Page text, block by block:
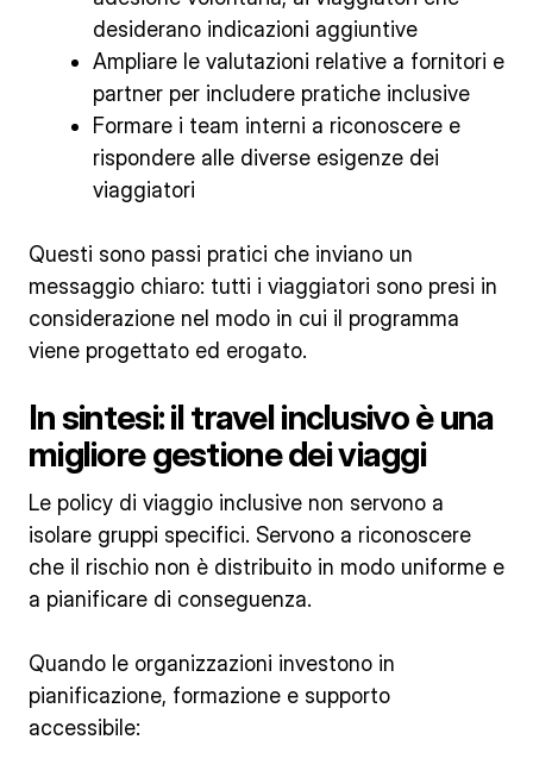
desiderano indicazioni aggiuntive
Ampliare le valutazioni relative a fornitori e
partner per includere pratiche inclusive
Formare i team interni a riconoscere e
rispondere alle diverse esigenze dei
viaggiatori
Questi sono passi pratici che inviano un
messaggio chiaro: tutti i viaggiatori sono presi in
considerazione nel modo in cui il programma
viene progettato ed erogato.
In sintesi: il travel inclusivo è una
migliore gestione dei viaggi
Le policy di viaggio inclusive non servono a
isolare gruppi specifici. Servono a riconoscere
che il rischio non è distribuito in modo uniforme e
a pianificare di conseguenza.
Quando le organizzazioni investono in
pianificazione, formazione e supporto
accessibile: